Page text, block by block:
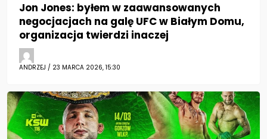
Jon Jones: byłem w zaawansowanych
negocjacjach na galę UFC w Białym Domu,
organizacja twierdzi inaczej
ANDRZEJ / 23 MARCA 2026, 15:30